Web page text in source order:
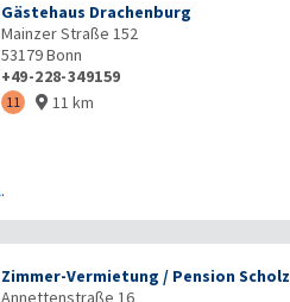
Gästehaus Drachenburg
Mainzer Straße 152
53179Bonn
+49-228-349159
11  11 km
Zimmer-Vermietung / Pension Scholz
Annettenstraße 16